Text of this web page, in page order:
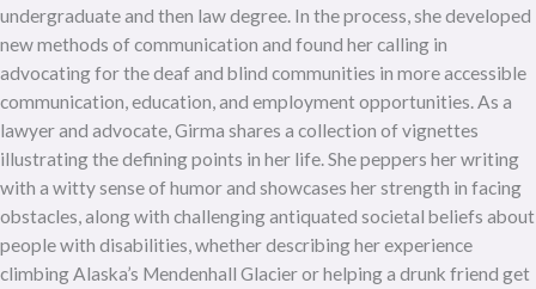
undergraduate and then law degree. In the process, she developed
new methods of communication and found her calling in
advocating for the deaf and blind communities in more accessible
communication, education, and employment opportunities. As a
lawyer and advocate, Girma shares a collection of vignettes
illustrating the defining points in her life. She peppers her writing
with a witty sense of humor and showcases her strength in facing
obstacles, along with challenging antiquated societal beliefs about
people with disabilities, whether describing her experience
climbing Alaska’s Mendenhall Glacier or helping a drunk friend get